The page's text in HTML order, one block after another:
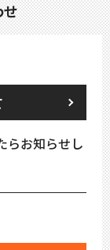
らお知らせし